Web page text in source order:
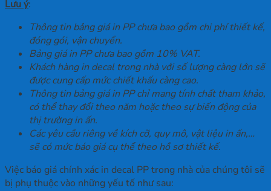
Lưu ý:
Thông tin bảng giá in PP chưa bao gồm chi phí thiết kế,
đóng gói, vận chuyển.
Bảng giá in PP chưa bao gồm 10% VAT.
Khách hàng in decal trong nhà với số lượng càng lớn sẽ
được cung cấp mức chiết khấu càng cao.
Thông tin bảng giá in PP chỉ mang tính chất tham khảo,
có thể thay đổi theo năm hoặc theo sự biến động của
thị trường in ấn.
Các yêu cầu riêng về kích cỡ, quy mô, vật liệu in ấn,…
sẽ có mức báo giá cụ thể theo hồ sơ thiết kế.
Việc báo giá chính xác in decal PP trong nhà của chúng tôi sẽ
bị phụ thuộc vào những yếu tố như sau: